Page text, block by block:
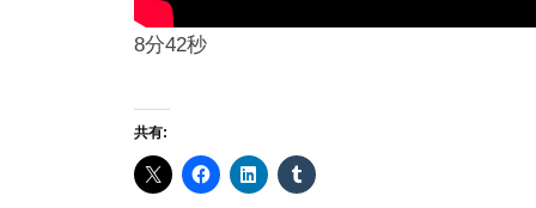
by
okamura
8分42秒
共有: